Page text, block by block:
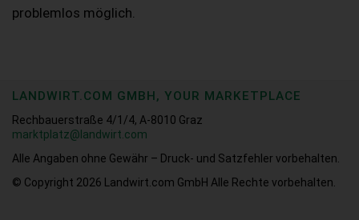
problemlos möglich.
LANDWIRT.COM GMBH, YOUR MARKETPLACE
Rechbauerstraße 4/1/4, A-8010 Graz
marktplatz@landwirt.com
Alle Angaben ohne Gewähr – Druck- und Satzfehler vorbehalten.
© Copyright 2026
Landwirt.com GmbH Alle Rechte vorbehalten.